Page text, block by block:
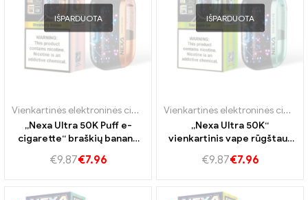
IŠPARDUOTA
Vienkartinės elektroninės cigaretės Portugalija , Vienkartinės
„Nexa Ultra 50K Puff e-
cigarette“ braškių bananų
garo patirtis
€9.87€7.96
IŠPARDUOTA
Vienkartinės elektroninės cigaretės Portugalija
„Nexa Ultra 50K“
vienkartinis vape rūgštaus
krovimo jungtis
€9.87€7.96